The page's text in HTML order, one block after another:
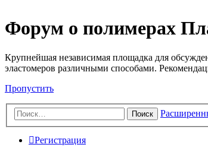
Форум о полимерах
Крупнейшая независимая площадка для
эластомеров различными способами.
Пропустить
Поиск
Регистрация